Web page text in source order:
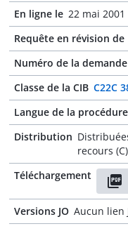
En ligne le 22 mai 2001
Requête en révision de
Numéro de la demande
Classe de la CIB C22C
Langue de la procédure
Distribution
recours (C)
Téléchargement
Versions JO Aucun lien